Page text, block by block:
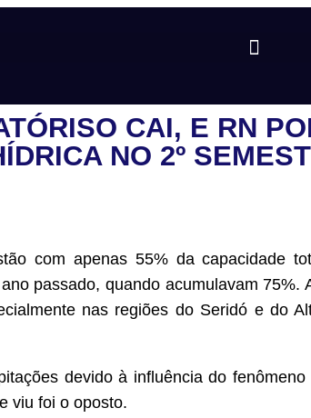
CAI, E RN
NO 2º
com apenas 55% da capacidade
passado, quando acumulavam 75%.
nas regiões do Seridó e do
devido à influência do
viu foi o oposto.